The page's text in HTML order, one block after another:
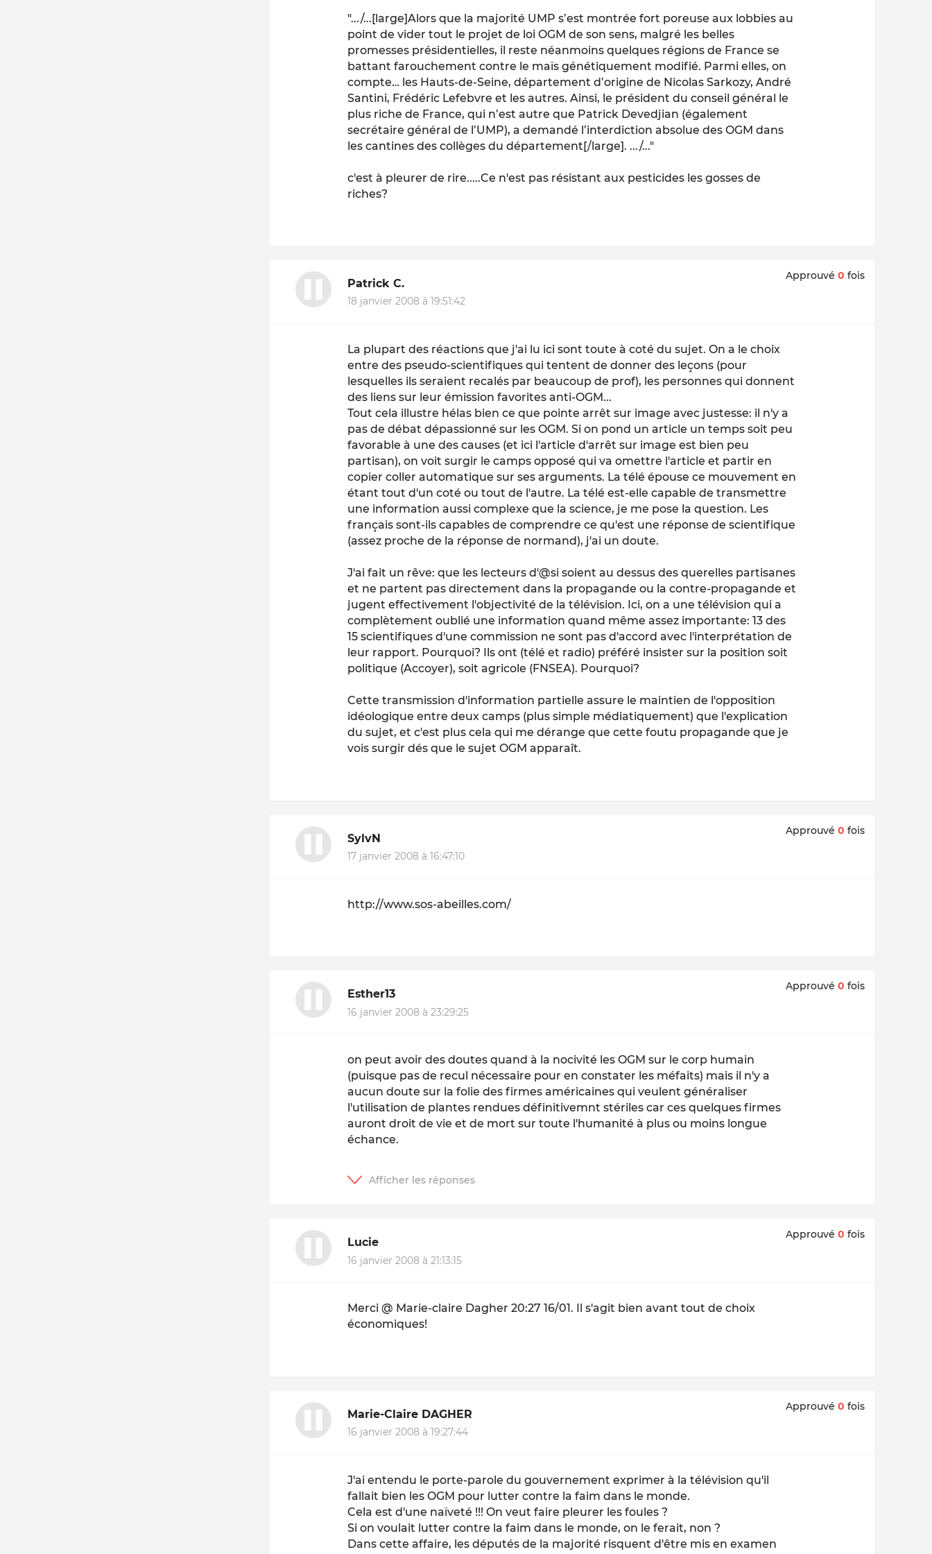
".../...[large]Alors que la majorité UMP s’est montrée fort poreuse aux lobbies au
point de vider tout le projet de loi OGM de son sens, malgré les belles
promesses présidentielles, il reste néanmoins quelques régions de France se
battant farouchement contre le maïs génétiquement modifié. Parmi elles, on
compte… les Hauts-de-Seine, département d’origine de Nicolas Sarkozy, André
Santini, Frédéric Lefebvre et les autres. Ainsi, le président du conseil général le
plus riche de France, qui n’est autre que Patrick Devedjian (également
secrétaire général de l’UMP), a demandé l’interdiction absolue des OGM dans
les cantines des collèges du département[/large]. .../..."
c'est à pleurer de rire.....Ce n'est pas résistant aux pesticides les gosses de
riches?
Patrick C.
18 janvier 2008 à 19:51:42
Approuvé 0 fois
La plupart des réactions que j'ai lu ici sont toute à coté du sujet. On a le choix
entre des pseudo-scientifiques qui tentent de donner des leçons (pour
lesquelles ils seraient recalés par beaucoup de prof), les personnes qui donnent
des liens sur leur émission favorites anti-OGM...
Tout cela illustre hélas bien ce que pointe arrêt sur image avec justesse: il n'y a
pas de débat dépassionné sur les OGM. Si on pond un article un temps soit peu
favorable à une des causes (et ici l'article d'arrêt sur image est bien peu
partisan), on voit surgir le camps opposé qui va omettre l'article et partir en
copier coller automatique sur ses arguments. La télé épouse ce mouvement en
étant tout d'un coté ou tout de l'autre. La télé est-elle capable de transmettre
une information aussi complexe que la science, je me pose la question. Les
français sont-ils capables de comprendre ce qu'est une réponse de scientifique
(assez proche de la réponse de normand), j'ai un doute.
J'ai fait un rêve: que les lecteurs d'@si soient au dessus des querelles partisanes
et ne partent pas directement dans la propagande ou la contre-propagande et
jugent effectivement l'objectivité de la télévision. Ici, on a une télévision qui a
complètement oublié une information quand même assez importante: 13 des
15 scientifiques d'une commission ne sont pas d'accord avec l'interprétation de
leur rapport. Pourquoi? Ils ont (télé et radio) préféré insister sur la position soit
politique (Accoyer), soit agricole (FNSEA). Pourquoi?
Cette transmission d'information partielle assure le maintien de l'opposition
idéologique entre deux camps (plus simple médiatiquement) que l'explication
du sujet, et c'est plus cela qui me dérange que cette foutu propagande que je
vois surgir dés que le sujet OGM apparaît.
SylvN
17 janvier 2008 à 16:47:10
Approuvé 0 fois
http://www.sos-abeilles.com/
Esther13
16 janvier 2008 à 23:29:25
Approuvé 0 fois
on peut avoir des doutes quand à la nocivité les OGM sur le corp humain
(puisque pas de recul nécessaire pour en constater les méfaits) mais il n'y a
aucun doute sur la folie des firmes américaines qui veulent généraliser
l'utilisation de plantes rendues définitivemnt stériles car ces quelques firmes
auront droit de vie et de mort sur toute l'humanité à plus ou moins longue
échance.
Lucie
16 janvier 2008 à 21:13:15
Approuvé 0 fois
Merci @ Marie-claire Dagher 20:27 16/01. Il s'agit bien avant tout de choix
économiques!
Marie-Claire DAGHER
16 janvier 2008 à 19:27:44
Approuvé 0 fois
J'ai entendu le porte-parole du gouvernement exprimer à la télévision qu'il
fallait bien les OGM pour lutter contre la faim dans le monde.
Cela est d'une naïveté !!! On veut faire pleurer les foules ?
Si on voulait lutter contre la faim dans le monde, on le ferait, non ?
Dans cette affaire, les députés de la majorité risquent d'être mis en examen